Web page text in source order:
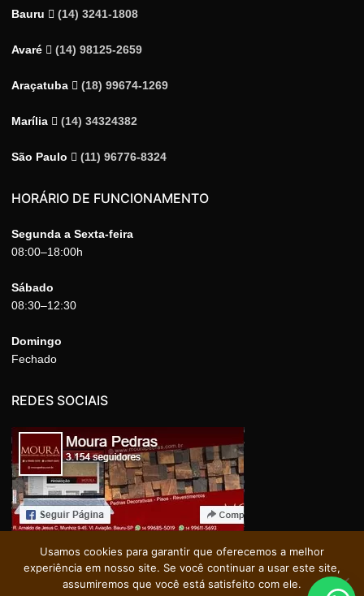
Bauru (14) 3241-1808
Avaré (14) 98125-2659
Araçatuba (18) 99674-1269
Marília (14) 34324382
São Paulo (11) 96776-8324
HORÁRIO DE FUNCIONAMENTO
Segunda a Sexta-feira
08:00–18:00h
Sábado
08:30–12:30
Domingo
Fechado
REDES SOCIAIS
Usamos cookies para garantir que oferecemos a melhor
experiência em nosso site. Se você continuar a usar este site,
assumiremos que você está satisfeito com ele.